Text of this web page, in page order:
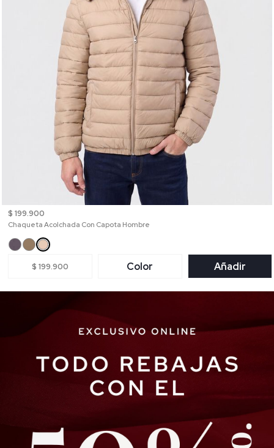
$ 199.900
Chaqueta Acolchada Con Capota Hombre
$ 199.900 Color Añadir